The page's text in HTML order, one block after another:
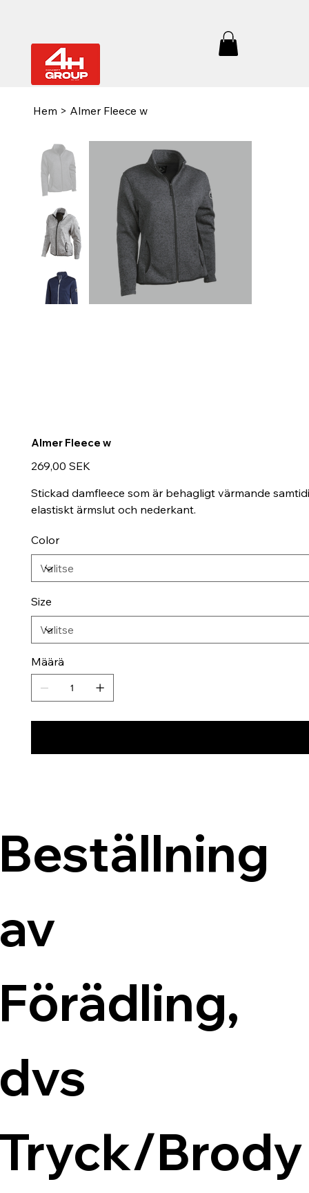
Hem > Almer Fleece w
Almer Fleece w
Hinta
269,00 SEK
Stickad damfleece som är behagligt värmande
elastiskt ärmslut och nederkant.
Color
Size
Määrä
Brody